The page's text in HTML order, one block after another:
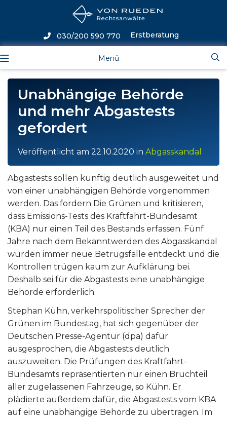
Menü
030/200 590 770 Erstberatung
Unabhängige Behörde
und mehr Abgastests
gefordert
Veröffentlicht am 22.10.2020 in Abgasskandal
Abgastests sollen künftig deutlich ausgeweitet und
von einer unabhängigen Behörde vorgenommen
werden. Das fordern Die Grünen und kritisieren,
dass Emissions-Tests des Kraftfahrt-Bundesamt
(KBA) nur einen Teil des Bestands erfassen. Fünf
Jahre nach dem Bekanntwerden des Abgasskandal
würden immer neue Betrugsfälle entdeckt und die
Kontrollen trügen kaum zur Aufklärung bei.
Deshalb sei für die Abgastests eine unabhängige
Behörde erforderlich.
Stephan Kühn, verkehrspolitischer Sprecher der
Grünen im Bundestag, hat sich gegenüber der
Deutschen Presse-Agentur (dpa) dafür
ausgesprochen, die Abgastests deutlich
auszuweiten. Die Prüfungen des Kraftfahrt-
Bundesamts repräsentierten nur einen Bruchteil
aller zugelassenen Fahrzeuge, so Kühn. Er
plädierte außerdem dafür, die Abgastests vom KBA
auf eine unabhängige Behörde zu übertragen. Im